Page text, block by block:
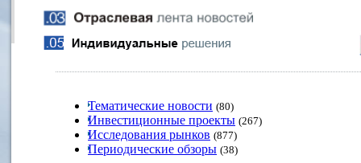
Тематические новости (80)
Инвестиционные проекты (267)
Исследования рынков (877)
Периодические обзоры (38)